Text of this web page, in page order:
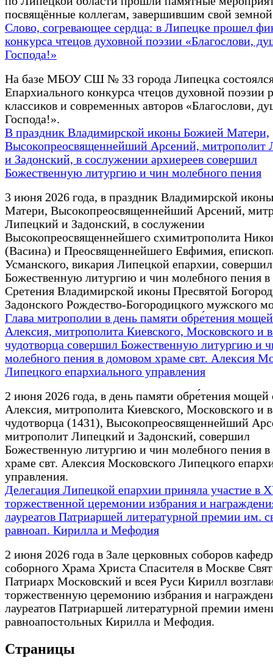
посвящённые коллегам, завершившим свой
Слово, согревающее сердца: в Липецке прошел
конкурса чтецов духовной поэзии «Благослови,
Господа!»
На базе МБОУ СШ № 33 города Липецка
Епархиального конкурса чтецов духовной поэзии
классиков и современных авторов «Благослови,
Господа!».
В праздник Владимирской иконы Божией Матери,
Высокопреосвященнейший Арсений, митрополит
и Задонский, в сослужении архиереев совершил
Божественную литургию и чин молебного пения
3 июня 2026 года, в праздник Владимирской
Матери, Высокопреосвященнейший Арсений,
Липецкий и Задонский, в сослужении
Высокопреосвященнейшего схимитрополита
(Васина) и Преосвященнейшего Евфимия,
Усманского, викария Липецкой епархии, совершил
Божественную литургию и чин молебного пения в
Сретения Владимирской иконы Пресвятой
Задонского Рождество-Богородицкого мужского
Глава митрополии в день памяти обре́тения мощей
Алексия, митрополита Киевского, Московского и
чудотворца совершил Божественную литургию и
молебного пения в домовом храме свт. Алексия
Липецкого епархиального управления
2 июня 2026 года, в день памяти обре́тения мощей
Алексия, митрополита Киевского, Московского и
чудотворца (1431), Высокопреосвященнейший
митрополит Липецкий и Задонский, совершил
Божественную литургию и чин молебного пения
храме свт. Алексия Московского Липецкого
управления.
Делегация Липецкой епархии приняла участие в
торжественной церемонии избрания и
лауреатов Патриаршей литературной премии им.
равноап. Кирилла и Мефодия
2 июня 2026 года в Зале церковных соборов
соборного Храма Христа Спасителя в Москве
Патриарх Московский и всея Руси Кирилл
торжественную церемонию избрания и
лауреатов Патриаршей литературной премии
равноапостольных Кирилла и Мефодия.
Страницы